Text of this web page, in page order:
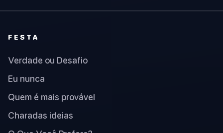
FESTA
Verdade ou Desafio
Eu nunca
Quem é mais provável
Charadas ideias